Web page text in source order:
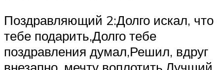
Поздравляющий 2:Долго искал, что
тебе подарить,Долго тебе
поздравления думал,Решил, вдруг
внезапно, мечту воплотить,Лучший